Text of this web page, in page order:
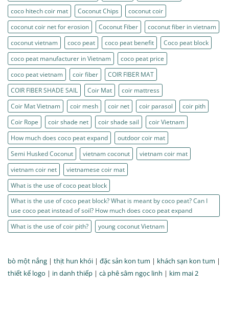
coco hitech coir mat
Coconut Chips
coconut coir
coconut coir net for erosion
Coconut Fiber
coconut fiber in vietnam
coconut vietnam
coco peat coco peat benefit
Coco peat block
coco peat manufacturer in Vietnam
coco peat price
coco peat vietnam
coir fiber
COIR FIBER MAT
COIR FIBER SHADE SAIL
Coir Mat
coir mattress
Coir Mat Vietnam
coir mesh coir net coir parasol
coir pith
Coir Rope
coir shade net coir shade sail
coir Vietnam
How much does coco peat expand
outdoor coir mat
Semi Husked Coconut
vietnam coconut
vietnam coir mat
vietnam coir net
vietnamese coir mat
What is the use of coco peat block
What is the use of coco peat block? What is meant by coco peat? Can I
use coco peat instead of soil? How much does coco peat expand
What is the use of coir pith?
young coconut Vietnam
bò một nắng | thịt hun khói | đặc sản kon tum | khách sạn kon tum |
thiết kế logo | in danh thiếp | cà phê sâm ngọc linh | kim mai 2